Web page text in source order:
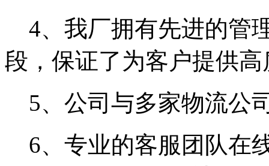
4、我厂拥有先进的管
段，保证了为客户提供
5、公司与多家物流公
6、专业的客服团队在